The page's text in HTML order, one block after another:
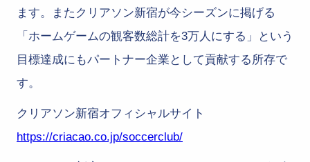
ます。またクリアソン新宿が今シーズンに掲げる
「ホームゲームの観客数総計を3万人にする」という
目標達成にもパートナー企業として貢献する所存で
す。
クリアソン新宿オフィシャルサイト
https://criacao.co.jp/soccerclub/